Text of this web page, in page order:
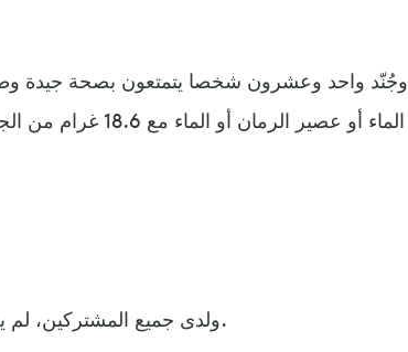
وجُنّد واحد وعشرون شخصا يتمتعون بصحة جيدة
ولدى جميع المشتركين، لم يغير تناول الماء من مستويات السكر في الدم.